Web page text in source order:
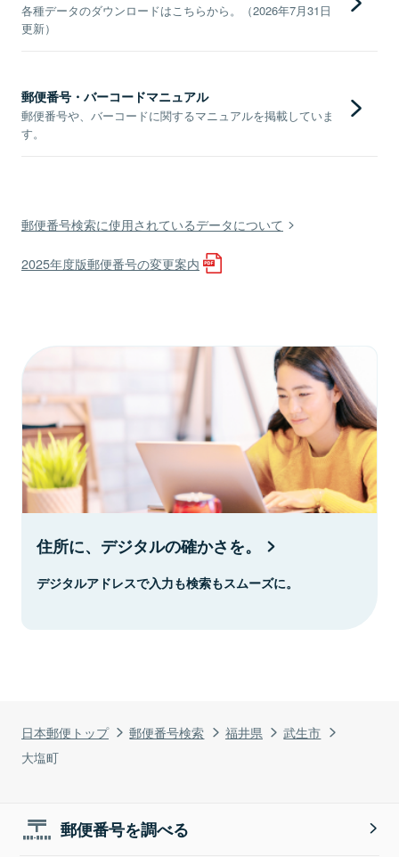
日本郵便トップ 郵便番号検索 福井県
武生市
大塩町
各種データのダウンロードはこちらから。（2026年7月31日
更新）
郵便番号・バーコードマニュアル
郵便番号や、バーコードに関するマニュアルを掲載していま
す。
郵便番号検索に使用されているデータについて
2025年度版郵便番号の変更案内
住所に、デジタルの確かさを。
デジタルアドレスで入力も検索もスムーズに。
郵便番号を調べる